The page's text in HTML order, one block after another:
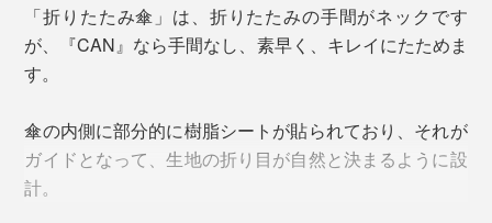
「スマホで通話しながら」「車のシートに座ったまま」
でもラクラク開閉。髪や服が濡れるのを防いでくれま
す。
「折りたたみ傘」は、折りたたみの手間がネックです
が、『CAN』なら手間なし、素早く、キレイにたためま
す。
傘の内側に部分的に樹脂シートが貼られており、それが
ガイドとなって、生地の折り目が自然と決まるように設
計。